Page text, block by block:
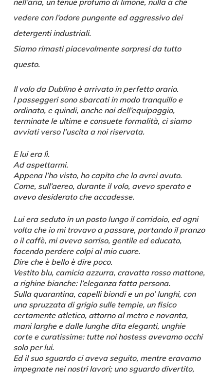
nell’aria, un tenue profumo di limone, nulla a che
vedere con l’odore pungente ed aggressivo dei
detergenti industriali.
Siamo rimasti piacevolmente sorpresi da tutto
questo.
Il volo da Dublino è arrivato in perfetto orario.
I passeggeri sono sbarcati in modo tranquillo e
ordinato, e quindi, anche noi dell’equipaggio,
terminate le ultime e consuete formalità, ci siamo
avviati verso l’uscita a noi riservata.
E lui era lì.
Ad aspettarmi.
Appena l’ho visto, ho capito che lo avrei avuto.
Come, sull’aereo, durante il volo, avevo sperato e
avevo desiderato che accadesse.
Lui era seduto in un posto lungo il corridoio, ed ogni
volta che io mi trovavo a passare, portando il pranzo
o il caffè, mi aveva sorriso, gentile ed educato,
facendo perdere colpi al mio cuore.
Dire che è bello è dire poco.
Vestito blu, camicia azzurra, cravatta rosso mattone,
a righine bianche: l’eleganza fatta persona.
Sulla quarantina, capelli biondi e un po’ lunghi, con
una spruzzata di grigio sulle tempie, un fisico
certamente atletico, attorno al metro e novanta,
mani larghe e dalle lunghe dita eleganti, unghie
corte e curatissime: tutte noi hostess avevamo occhi
solo per lui.
Ed il suo sguardo ci aveva seguito, mentre eravamo
impegnate nei nostri lavori; uno sguardo divertito,